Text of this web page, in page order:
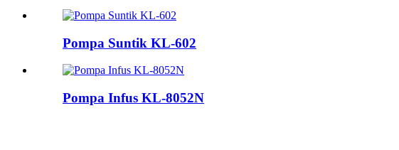
Pompa Suntik KL-602
Pompa Infus KL-8052N